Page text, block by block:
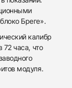
Бреге».
калибр
72 часа, что
модуля.